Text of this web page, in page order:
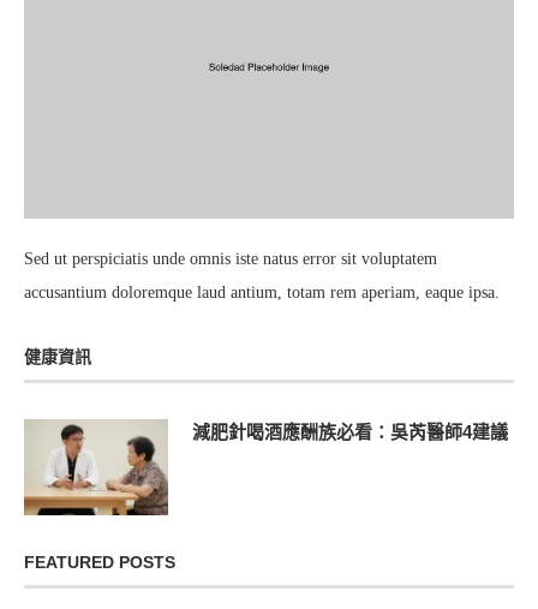
Sed ut perspiciatis unde omnis iste natus error sit voluptatem
accusantium doloremque laud antium, totam rem aperiam, eaque ipsa.
健康資訊
減肥針喝酒應酬族必看：吳芮醫師4建議
FEATURED POSTS